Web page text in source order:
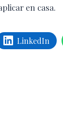
en casa.
LinkedIn